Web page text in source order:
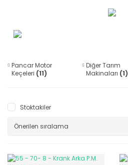
Pancar Motor
Keçeleri (11)
Diğer Tarım
Makinaları (1)
Stoktakiler